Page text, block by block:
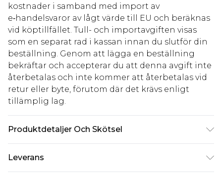
kostnader i samband med import av
e‑handelsvaror av lågt värde till EU och beräknas
vid köptillfället. Tull- och importavgiften visas
som en separat rad i kassan innan du slutför din
beställning. Genom att lägga en beställning
bekräftar och accepterar du att denna avgift inte
återbetalas och inte kommer att återbetalas vid
retur eller byte, förutom där det krävs enligt
tillämplig lag.
Produktdetaljer Och Skötsel
Leverans